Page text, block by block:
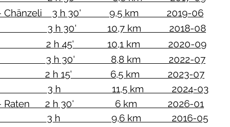
- Chänzeli 3 h 30' 9,5 km 2019-06
3 h 30' 10,7 km 2018-08
2 h 45' 10,1 km 2020-09
3 h 30' 8,8 km 2022-07
3 h 9,6 km 2016-05
3 h 11,5 km 2024-03
2 h 15' 6,5 km 2023-07
- Raten 2 h 30' 6 km 2026-01